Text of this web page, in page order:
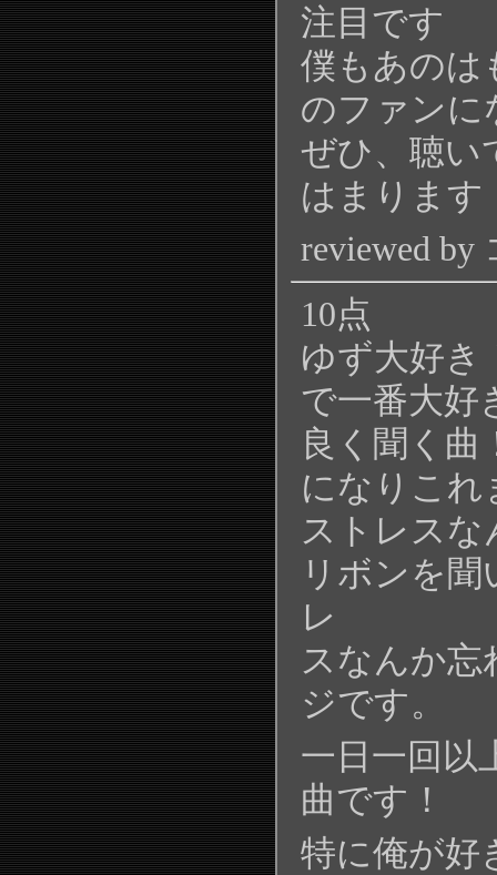
注目です
僕もあのは
のファンに
ぜひ、聴
はまります
reviewed by
10点
ゆず大好き
で一番大好
良く聞く
になりこれ
ストレスな
リボンを
レ
スなんか忘
ジです。
一日一回以
曲です！
特に俺が